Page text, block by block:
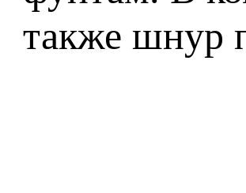
также шнур